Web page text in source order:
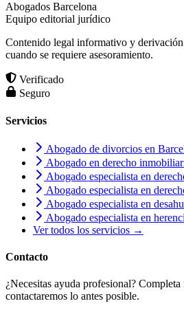
Abogados Barcelona
Equipo editorial jurídico
Contenido legal informativo y
cuando se requiere asesoramiento.
Verificado
Seguro
Servicios
Abogado de divorcios en
Abogado en derecho
Abogado especialista en
Abogado especialista en
Abogado especialista en
Abogado especialista en
Ver todos los servicios →
Contacto
¿Necesitas ayuda profesional?
contactaremos lo antes posible.